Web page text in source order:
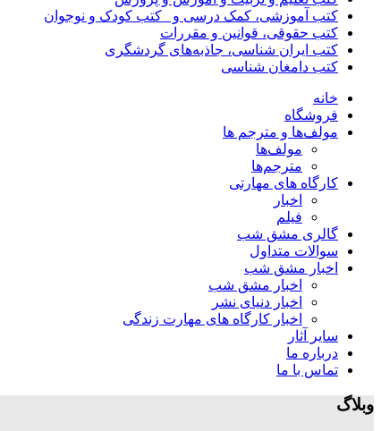
کتب آموزشی، کمک درسی و _کتب کودک و نوجوان
کتب حقوقی، قوانین و مقررات
کتب ایران شناسی، جاذبه‌های گردشگری
کتب دامغان شناسی
خانه
فروشگاه
مولف‌ها و مترجم ها
مولف‌ها
مترجم‌ها
کارگاه های مهارتی
اخبار
فیلم
گالری مشق شب
سوالات متداول
اخبار مشق شب
اخبار مشق شب
اخبار دنیای نشر
اخبار کارگاه های مهارت زندگی
سایر آثار
درباره ما
تماس با ما
وبلاگ